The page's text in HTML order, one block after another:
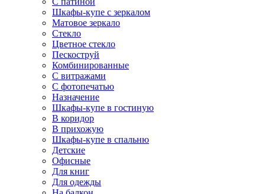
Шкафы-купе с зеркалом
Матовое зеркало
Стекло
Цветное стекло
Пескоструй
Комбинированные
С витражами
С фотопечатью
Назначение
Шкафы-купе в гостиную
В коридор
В прихожую
Шкафы-купе в спальню
Детские
Офисные
Для книг
Для одежды